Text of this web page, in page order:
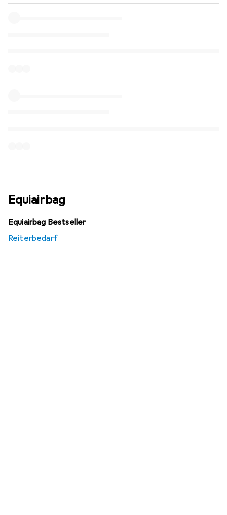
Equiairbag
Equiairbag Bestseller
Reiterbedarf